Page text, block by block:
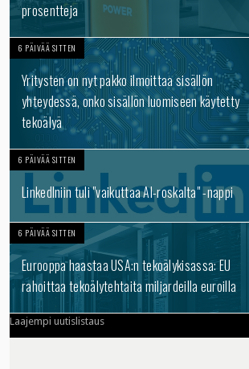
prosentteja
6 PÄIVÄÄ SITTEN
Yritysten on nyt pakko ilmoittaa sisällön
yhteydessä, onko sisällön luomiseen käytetty
tekoälyä
6 PÄIVÄÄ SITTEN
LinkedIniin tuli "vaikuttaa AI-roskalta" -nappi
6 PÄIVÄÄ SITTEN
Eurooppa haastaa USA:n tekoälykisassa: EU
rahoittaa tekoälytehtaita miljardeilla euroilla
Laajempi uutislistaus